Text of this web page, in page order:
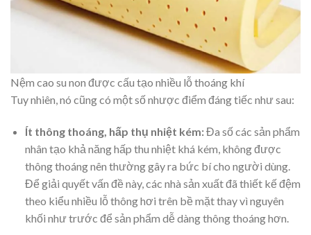
Nệm cao su non được cấu tạo nhiều lỗ thoáng khí
Tuy nhiên, nó cũng có một số nhược điểm đáng tiếc như sau:
Ít thông thoáng, hấp thụ nhiệt kém:Đa số các sản phẩm
nhân tạo khả năng hấp thu nhiệt khá kém, không được
thông thoáng nên thường gây ra bức bí cho người dùng.
Để giải quyết vấn đề này, các nhà sản xuất đã thiết kế đệm
theo kiểu nhiều lỗ thông hơi trên bề mặt thay vì nguyên
khối như trước để sản phẩm dễ dàng thông thoáng hơn.